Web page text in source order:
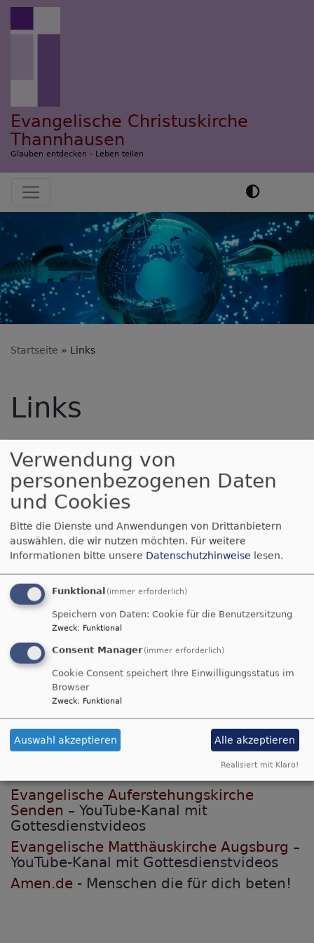
Direkt
Evangelische Christuskirche
Thannhausen
Glauben entdecken - Leben teilen
Hauptnavigation
Startseite Links
Links
Unser Evangelisches Dekanat Neu-Ulm
Evangelische Kirche in Bayern
Evangelische Jugend im Dekanat Neu-
Evangeliums-Rundfunk - etwas Gutes auf
die Ohren!
Bibel(n) online lesen
PRO - Christliches Medienmagazin
Ökumenische Arbeitsgemeinschaft
Christlicher Kirchen in Deutschland (ACK)
Evangelische Alllianz in Deutschland
GOTTESDIENSTE und andere
ONLINE-Angebote:
Evangelische Auferstehungskirche
Senden – YouTube-Kanal mit
Gottesdienstvideos
Evangelische Matthäuskirche Augsburg –
YouTube-Kanal mit Gottesdienstvideos
Amen.de - Menschen die für dich beten!
Verwendung von
personenbezogenen Daten
und Cookies
Bitte die Dienste und Anwendungen von Drittanbietern
auswählen, die wir nutzen möchten. Für weitere
Informationen bitte unsere Datenschutzhinweise lesen.
Funktional (immer erforderlich)
Speichern von Daten: Cookie für die Benutzersitzung
Zweck: Funktional
Consent Manager (immer erforderlich)
Cookie Consent speichert Ihre Einwilligungsstatus im
Browser
Zweck: Funktional
Auswahl akzeptieren Alle akzeptieren
Realisiert mit Klaro!